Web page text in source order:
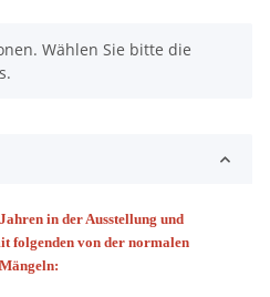
Wählen Sie bitte die
in der Ausstellung und
folgenden von der normalen